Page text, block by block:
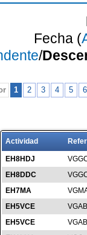
Fecha (
/
1 2 3 4 5 6
Actividad
EH8HDJ
EH8DDC
EH7MA
EH5VCE
EH5VCE